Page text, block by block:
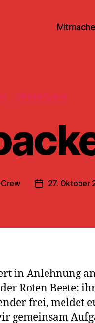
Kategorien
ÖFFENTLICH
27. Oktober
in Anlehnung
Roten Beete:
frei, meldet
gemeinsam